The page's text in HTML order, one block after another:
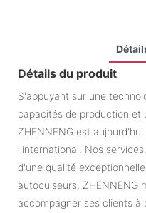
Détails du produit
S'appuyant sur une
capacités de production et
ZHENNENG est
l'international. Nos
d'une qualité
autocuiseurs,
accompagner ses clients